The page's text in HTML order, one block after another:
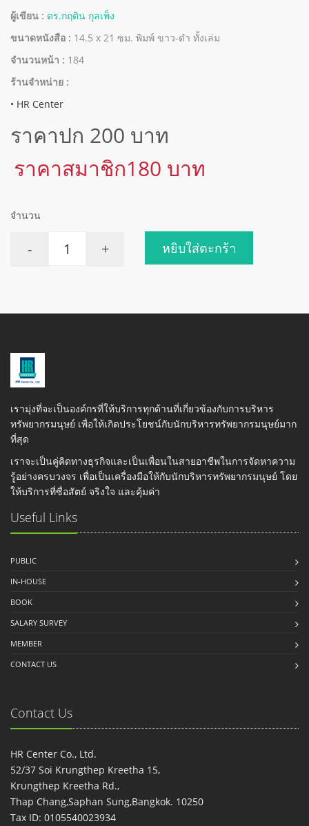
ผู้เขียน : ดร.กฤติน กุลเพ็ง
ขนาดหนังสือ : 14.5 x 21 ซม. พิมพ์ ขาว-ดำ ทั้งเล่ม
จำนวนหน้า : 184
ร้านจำหน่าย :
• HR Center
ราคาปก 200 บาท
ราคาสมาชิก180 บาท
จำนวน
- + หยิบใส่ตะกร้า
เรามุ่งที่จะเป็นองค์กรที่ให้บริการทุกด้านที่เกี่ยวข้องกับการบริหาร
ทรัพยากรมนุษย์ เพื่อให้เกิดประโยชน์กับนักบริหารทรัพยากรมนุษย์มาก
ที่สุด
เราจะเป็นคู่คิดทางธุรกิจและเป็นเพื่อนในสายอาชีพในการจัดหาความ
รู้อย่างครบวงจร เพื่อเป็นเครื่องมือให้กับนักบริหารทรัพยากรมนุษย์ โดย
ให้บริการที่ซื่อสัตย์ จริงใจ และคุ้มค่า
Useful Links
PUBLIC
IN-HOUSE
BOOK
SALARY SURVEY
MEMBER
CONTACT US
Contact Us
HR Center Co., Ltd.
52/37 Soi Krungthep Kreetha 15,
Krungthep Kreetha Rd.,
Thap Chang,Saphan Sung,Bangkok. 10250
Tax ID: 0105540023934